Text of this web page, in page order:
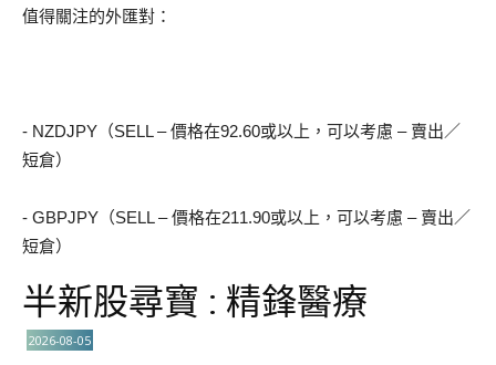
值得關注的外匯對：
- NZDJPY（SELL – 價格在92.60或以上，可以考慮 – 賣出／
短倉）
- GBPJPY（SELL – 價格在211.90或以上，可以考慮 – 賣出／
短倉）
半新股尋寶 : 精鋒醫療
2026-08-05